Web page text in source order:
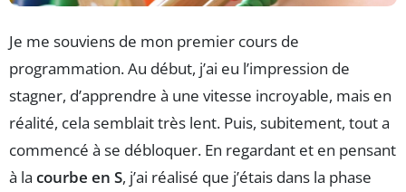
Je me souviens de mon premier cours de
programmation. Au début, j’ai eu l’impression de
stagner, d’apprendre à une vitesse incroyable, mais en
réalité, cela semblait très lent. Puis, subitement, tout a
commencé à se débloquer. En regardant et en pensant
à la courbe en S, j’ai réalisé que j’étais dans la phase